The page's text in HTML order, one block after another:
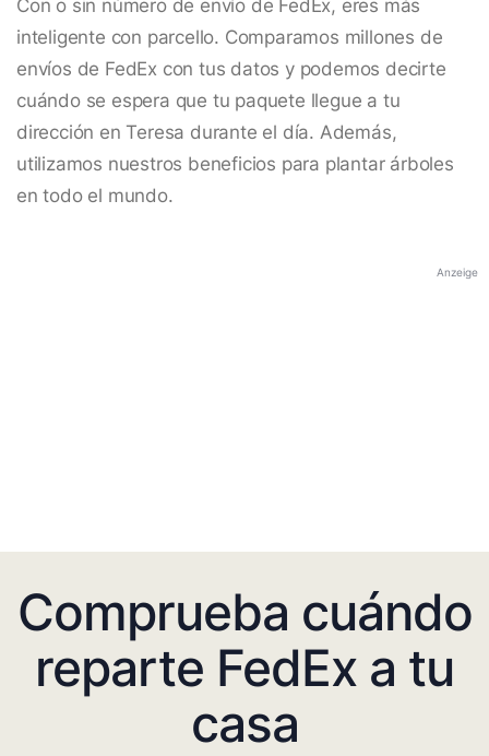
Con o sin número de envío de FedEx, eres más
inteligente con parcello. Comparamos millones de
envíos de FedEx con tus datos y podemos decirte
cuándo se espera que tu paquete llegue a tu
dirección en Teresa durante el día. Además,
utilizamos nuestros beneficios para plantar árboles
en todo el mundo.
Anzeige
Comprueba cuándo
reparte FedEx a tu
casa